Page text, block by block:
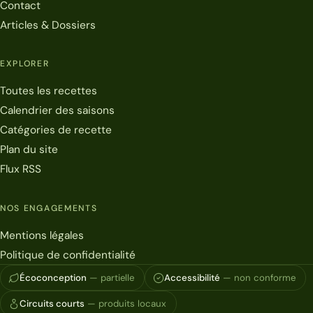
Contact
Articles & Dossiers
EXPLORER
Toutes les recettes
Calendrier des saisons
Catégories de recette
Plan du site
Flux RSS
NOS ENGAGEMENTS
Mentions légales
Politique de confidentialité
Écoconception — partielle Accessibilité — non conforme
Circuits courts — produits locaux